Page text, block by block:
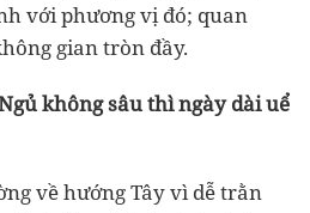
với phương vị đó; quan
gian tròn đầy.
không sâu thì ngày dài uể
về hướng Tây vì dễ trằn